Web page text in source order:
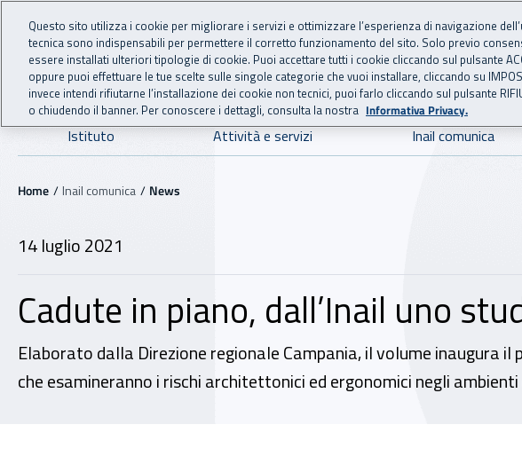
Vai al menu principale
Vai al contenuto principale
INAIL - Istituto Nazionale per
Navigazione principale
Istituto Attività e servizi Inail comunica
Navigazione - Ti trovi in:
Home Inail comunica News
14 luglio 2021
Cadute in piano, dall’Inail uno
Elaborato dalla Direzione regionale Campania, il volume inaugura
che esamineranno i rischi architettonici ed ergonomici negli
Questo sito utilizza i cookie per migliorare i servizi e ottimizzare l’esperienza di navigazione
tecnica sono indispensabili per permettere il corretto funzionamento del sito. Solo previo
essere installati ulteriori tipologie di cookie. Puoi accettare tutti i cookie cliccando sul pulsante
oppure puoi effettuare le tue scelte sulle singole categorie che vuoi installare, cliccando su
invece intendi rifiutarne l’installazione dei cookie non tecnici, puoi farlo cliccando sul pulsante
o chiudendo il banner. Per conoscere i dettagli, consulta la nostra Informativa Privacy.